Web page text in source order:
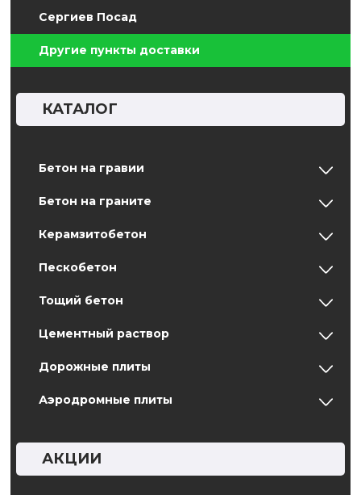
Сергиев Посад
Другие пункты доставки
КАТАЛОГ
Бетон на гравии
Бетон на граните
Керамзитобетон
Пескобетон
Тощий бетон
Цементный раствор
Дорожные плиты
Аэродромные плиты
АКЦИИ